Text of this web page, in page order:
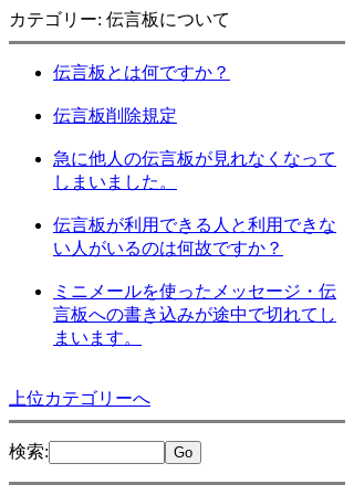
カテゴリー: 伝言板について
伝言板とは何ですか？
伝言板削除規定
急に他人の伝言板が見れなくなって
しまいました。
伝言板が利用できる人と利用できな
い人がいるのは何故ですか？
ミニメールを使ったメッセージ・伝
言板への書き込みが途中で切れてし
まいます。
上位カテゴリーへ
検索: